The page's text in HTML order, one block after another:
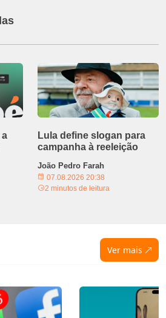
a
Lula define slogan para
campanha à reeleição
João Pedro Farah
07.08.2026 20:38
2 minutos de leitura
Ver mais